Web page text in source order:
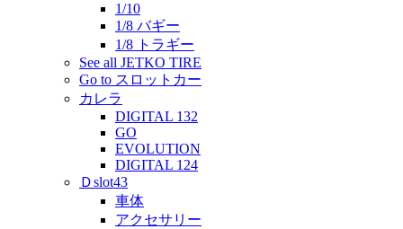
1/10
1/8 バギー
1/8 トラギー
See all JETKO TIRE
Go to スロットカー
カレラ
DIGITAL 132
GO
EVOLUTION
DIGITAL 124
Ｄslot43
車体
アクセサリー